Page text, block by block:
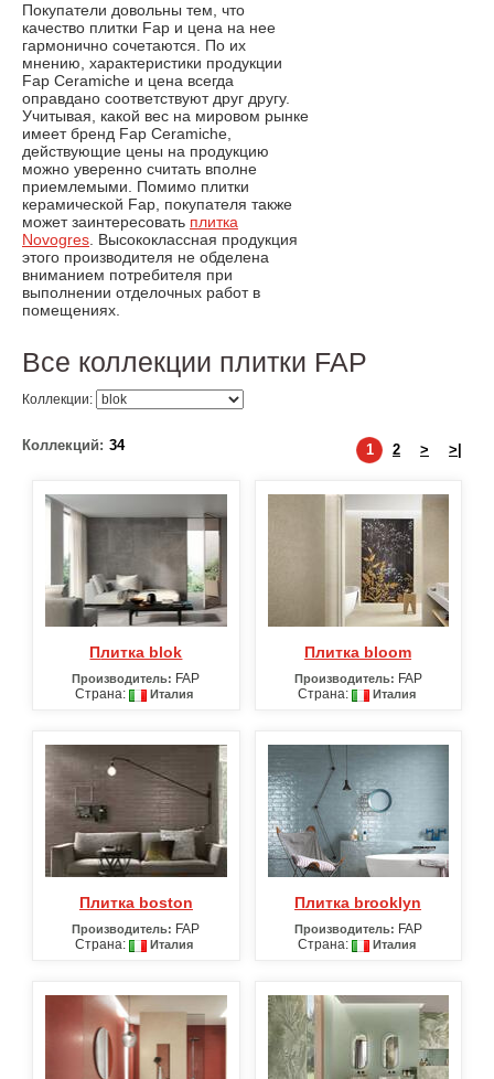
Покупатели довольны тем, что
качество плитки Fap и цена на нее
гармонично сочетаются. По их
мнению, характеристики продукции
Fap Ceramiche и цена всегда
оправдано соответствуют друг другу.
Учитывая, какой вес на мировом рынке
имеет бренд Fap Ceramiche,
действующие цены на продукцию
можно уверенно считать вполне
приемлемыми. Помимо плитки
керамической Fap, покупателя также
может заинтересовать плитка
Novogres . Высококлассная продукция
этого производителя не обделена
вниманием потребителя при
выполнении отделочных работ в
помещениях.
Все коллекции плитки FAP
Коллекции:
Коллекций: 34 1 2 > >|
Плитка blok
Производитель: FAP
Страна:
Италия
Плитка bloom
Производитель: FAP
Страна:
Италия
Плитка boston
Производитель: FAP
Страна:
Италия
Плитка brooklyn
Производитель: FAP
Страна:
Италия